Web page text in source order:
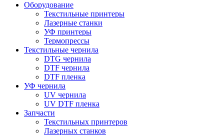
Оборудование
Текстильные принтеры
Лазерные станки
УФ принтеры
Термопрессы
Текстильные чернила
DTG чернила
DTF чернила
DTF пленка
УФ чернила
UV чернила
UV DTF пленка
Запчасти
Текстильных принтеров
Лазерных станков